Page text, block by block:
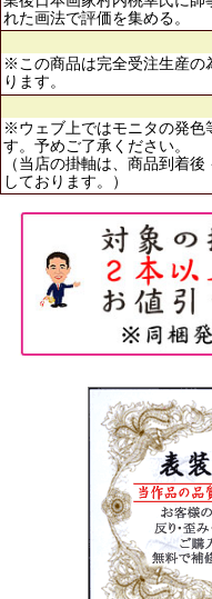
れた画法で評価を集める。
※この商品は完全受注生産の
ります。
※ウェブ上ではモニタの発色
す。予めご了承ください。
（当店の掛軸は、商品到着
しております。）